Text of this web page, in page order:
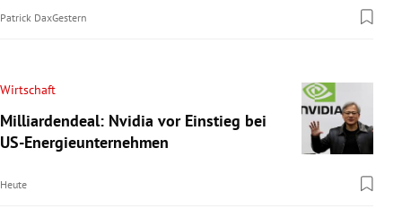
Patrick DaxGestern
Wirtschaft
Milliardendeal: Nvidia vor Einstieg bei
US-Energieunternehmen
Heute